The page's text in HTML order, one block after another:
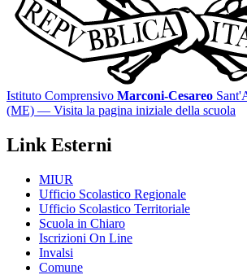
Istituto Comprensivo Marconi-Cesareo
(ME) — Visita la pagina iniziale della scuola
Link Esterni
MIUR
Ufficio Scolastico Regionale
Ufficio Scolastico Territoriale
Scuola in Chiaro
Iscrizioni On Line
Invalsi
Comune